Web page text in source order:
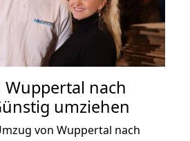
Wuppertal nach
umziehen
von Wuppertal nach